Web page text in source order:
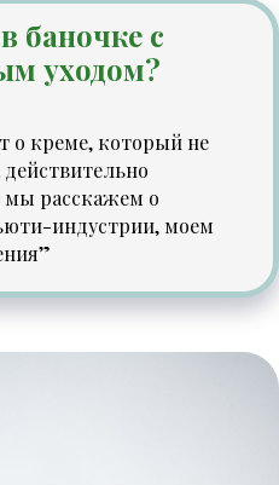
баночке с
уходом?
о креме, который не
мы расскажем о
индустрии, моем